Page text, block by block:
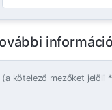
(a kötelező mezőket jelöli